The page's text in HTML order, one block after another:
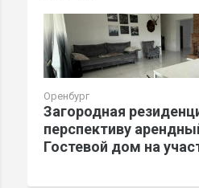
Оренбург
Загородная
перспективу
Гостевой дом на